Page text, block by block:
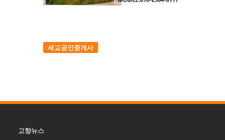
세교공인중개사
고향뉴스